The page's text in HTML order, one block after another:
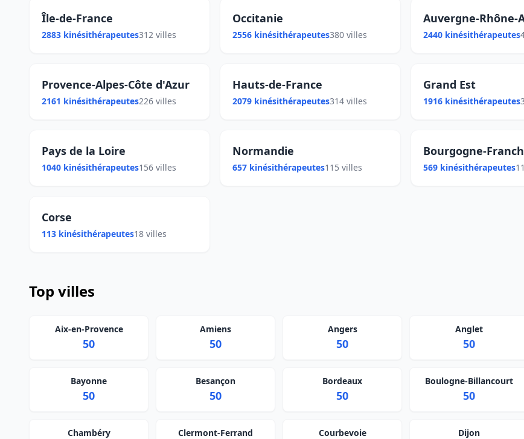
Île-de-France
2883 kinésithérapeutes312 villes
Occitanie
2556 kinésithérapeutes380 villes
Auvergne-Rhône-
2440 kinésithérapeutes
Provence-Alpes-Côte d'Azur
2161 kinésithérapeutes226 villes
Hauts-de-France
2079 kinésithérapeutes314 villes
Grand Est
1916 kinésithérapeutes
Pays de la Loire
1040 kinésithérapeutes156 villes
Normandie
657 kinésithérapeutes115 villes
Bourgogne-
569 kinésithérapeutes
Corse
113 kinésithérapeutes18 villes
Top villes
Aix-en-Provence
50
Amiens
50
Angers
50
Anglet
50
Bayonne
50
Besançon
50
Bordeaux
50
Boulogne-Billancourt
50
Chambéry Clermont-Ferrand Courbevoie Dijon